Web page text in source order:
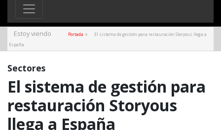
Estoy viendo Portada »
El sistema de gestión para restauración Storyous llega a
España
Sectores
El sistema de gestión para
restauración Storyous
llega a España